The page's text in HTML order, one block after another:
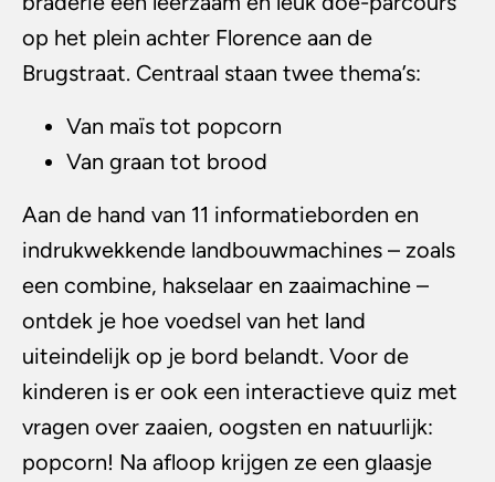
op het plein achter Florence aan de
Brugstraat. Centraal staan twee thema’s:
Van maïs tot popcorn
Van graan tot brood
Aan de hand van 11 informatieborden en
indrukwekkende landbouwmachines – zoals
een combine, hakselaar en zaaimachine –
ontdek je hoe voedsel van het land
uiteindelijk op je bord belandt. Voor de
kinderen is er ook een interactieve quiz met
vragen over zaaien, oogsten en natuurlijk:
popcorn! Na afloop krijgen ze een glaasje